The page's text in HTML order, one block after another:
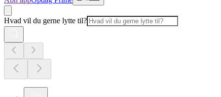
Hvad vil du gerne lytte til?